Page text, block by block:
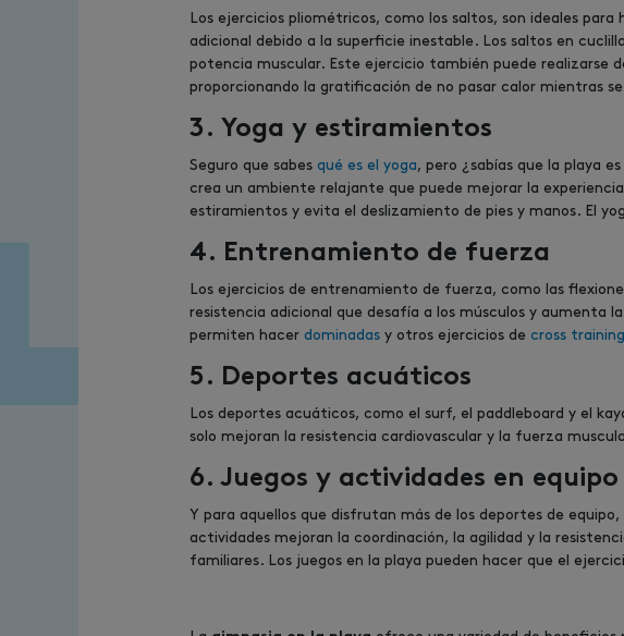
Los ejercicios pliométricos, como los saltos, son ideales
adicional debido a la superficie inestable. Los saltos en
potencia muscular. Este ejercicio también puede realizarse
proporcionando la gratificación de no pasar calor mientras
3. Yoga y estiramientos
Seguro que sabes qué es el yoga, pero ¿sabías que la playa
crea un ambiente relajante que puede mejorar la
estiramientos y evita el deslizamiento de pies y manos. El
4. Entrenamiento de fuerza
Los ejercicios de entrenamiento de fuerza, como las
resistencia adicional que desafía a los músculos y aumenta
permiten hacer dominadas y otros ejercicios de cross training
5. Deportes acuáticos
Los deportes acuáticos, como el surf, el paddleboard y el
solo mejoran la resistencia cardiovascular y la fuerza
6. Juegos y actividades en equipo
Y para aquellos que disfrutan más de los deportes de
actividades mejoran la coordinación, la agilidad y la
familiares. Los juegos en la playa pueden hacer que el